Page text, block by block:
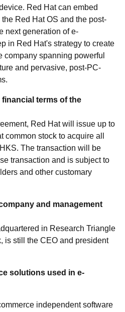
Red Hat can embed
Red Hat OS and the post-
next generation of e-
in Red Hat's strategy to create
company spanning powerful
and pervasive, post-PC-
financial terms of the
Red Hat will issue up to
stock to acquire all
The transaction will be
transaction and is subject to
and other customary
and management
in Research Triangle
is still the CEO and president
solutions used in e-
independent software